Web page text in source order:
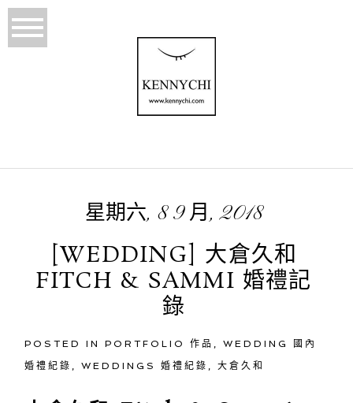
星期六, 8 9 月, 2018
[WEDDING] 大倉久和
FITCH & SAMMI 婚禮記
錄
POSTED INPORTFOLIO 作品 ,WEDDING 國內
婚禮紀錄 ,WEDDINGS 婚禮紀錄 ,大倉久和